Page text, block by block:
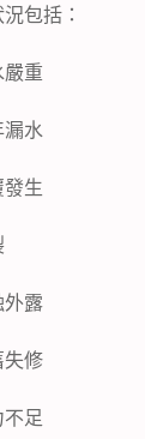
包括：
重
漏水
生
露
失修
足